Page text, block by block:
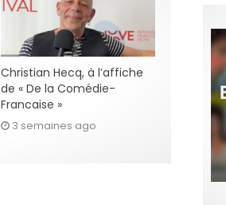
Christian Hecq, à l’affiche
de « De la Comédie-
Francaise »
3 semaines ago